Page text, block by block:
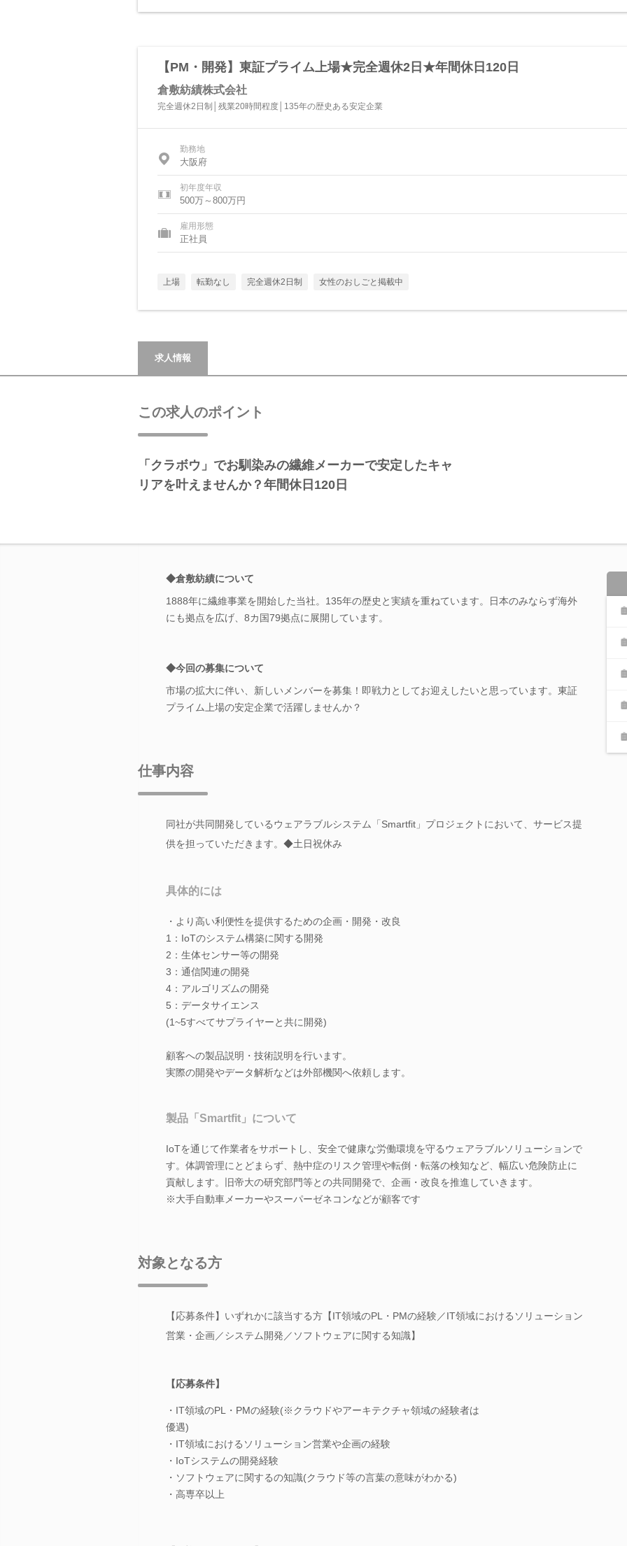
【PM・開発】東証プライム上場★完全週休2日★年間休日120日
倉敷紡績株式会社
完全週休2日制│残業20時間程度│135年の歴史ある安定企業
勤務地
大阪府
初年度年収
500万～800万円
雇用形態
正社員
上場 転勤なし 完全週休2日制 女性のおしごと掲載中
求人情報
この求人のポイント
「クラボウ」でお馴染みの繊維メーカーで安定したキャ
リアを叶えませんか？年間休日120日
◆倉敷紡績について
1888年に繊維事業を開始した当社。135年の歴史と実績を重ねています。日本のみならず海外
にも拠点を広げ、8カ国79拠点に展開しています。
◆今回の募集について
市場の拡大に伴い、新しいメンバーを募集！即戦力としてお迎えしたいと思っています。東証
プライム上場の安定企業で活躍しませんか？
仕事内容
同社が共同開発しているウェアラブルシステム「Smartfit」プロジェクトにおいて、サービス提
供を担っていただきます。◆土日祝休み
具体的には
・より高い利便性を提供するための企画・開発・改良
1：IoTのシステム構築に関する開発
2：生体センサー等の開発
3：通信関連の開発
4：アルゴリズムの開発
5：データサイエンス
(1~5すべてサプライヤーと共に開発)
顧客への製品説明・技術説明を行います。
実際の開発やデータ解析などは外部機関へ依頼します。
製品「Smartfit」について
IoTを通じて作業者をサポートし、安全で健康な労働環境を守るウェアラブルソリューションで
す。体調管理にとどまらず、熱中症のリスク管理や転倒・転落の検知など、幅広い危険防止に
貢献します。旧帝大の研究部門等との共同開発で、企画・改良を推進していきます。
※大手自動車メーカーやスーパーゼネコンなどが顧客です
対象となる方
【応募条件】いずれかに該当する方【IT領域のPL・PMの経験／IT領域におけるソリューション
営業・企画／システム開発／ソフトウェアに関する知識】
【応募条件】
・IT領域のPL・PMの経験(※クラウドやアーキテクチャ領域の経験者は
優遇)
・IT領域におけるソリューション営業や企画の経験
・IoTシステムの開発経験
・ソフトウェアに関するの知識(クラウド等の言葉の意味がわかる)
・高専卒以上